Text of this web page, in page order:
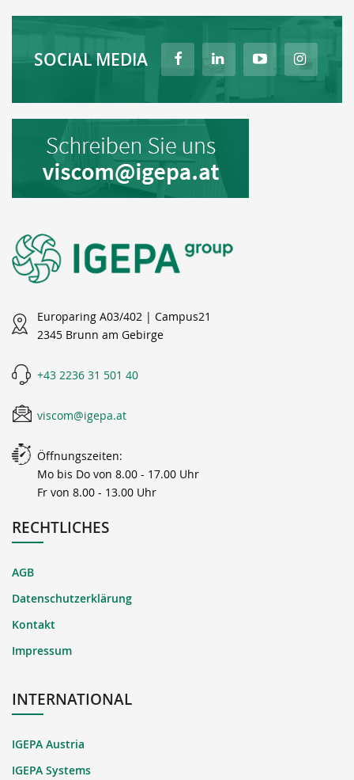
SOCIAL MEDIA
Europaring A03/402 | Campus21
2345 Brunn am Gebirge
+43 2236 31 501 40
viscom@igepa.at
Öffnungszeiten:
Mo bis Do von 8.00 - 17.00 Uhr
Fr von 8.00 - 13.00 Uhr
RECHTLICHES
AGB
Datenschutzerklärung
Kontakt
Impressum
INTERNATIONAL
IGEPA Austria
IGEPA Systems